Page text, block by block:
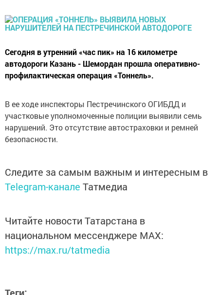
Сегодня в утренний «час пик» на 16 километре
автодороги Казань - Шемордан прошла оперативно-
профилактическая операция «Тоннель».
В ее ходе инспекторы Пестречинского ОГИБДД и
участковые уполномоченные полиции выявили семь
нарушений. Это отсутствие автостраховки и ремней
безопасности.
Следите за самым важным и интересным в
Telegram-канале Татмедиа
Читайте новости Татарстана в
национальном мессенджере MАХ:
https://max.ru/tatmedia